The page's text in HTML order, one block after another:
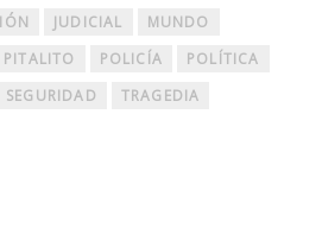
JUDICIAL
MUNDO
PITALITO POLICÍA
POLÍTICA
SEGURIDAD
TRAGEDIA